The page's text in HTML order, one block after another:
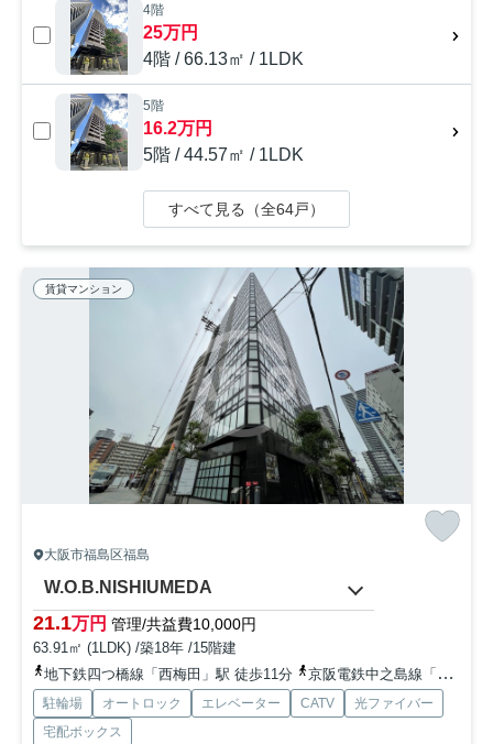
4階
25万円
4階 / 66.13㎡ / 1LDK
5階
16.2万円
5階 / 44.57㎡ / 1LDK
すべて見る（全64戸）
賃貸マンション
大阪市福島区福島
W.O.B.NISHIUMEDA
21.1万円 管理/共益費10,000円
63.91㎡ (1LDK) /築18年 /15階建
地下鉄四つ橋線「西梅田」駅 徒歩11分
京阪電鉄中之島線「中之島」駅 徒歩16分
駐輪場 オートロック エレベーター CATV
光ファイバー
宅配ボックス